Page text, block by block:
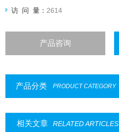
访 问 量： 2614
产品咨询
产品分类 PRODUCT CATEGORY
相关文章 RELATED ARTICLES